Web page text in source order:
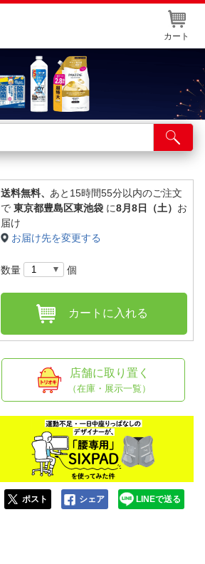
カート
送料無料、 あと15時間55分以内のご注文
で 東京都豊島区東池袋 に8月8日（土） お
届け
お届け先を変更する
数量 個
カートに入れる
店舗に取り置く
（在庫・展示一覧）
ポスト シェア LINEで送る